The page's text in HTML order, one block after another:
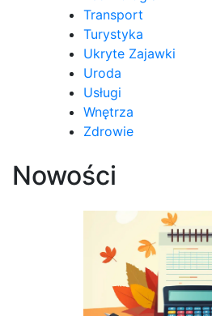
Transport
Turystyka
Ukryte Zajawki
Uroda
Usługi
Wnętrza
Zdrowie
Nowości